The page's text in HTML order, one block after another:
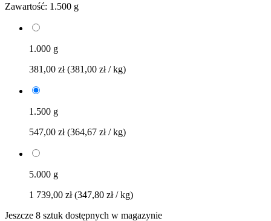
Zawartość: 1.500 g
1.000 g
381,00 zł(381,00 zł / kg)
1.500 g
547,00 zł(364,67 zł / kg)
5.000 g
1 739,00 zł(347,80 zł / kg)
Jeszcze 8 sztuk dostępnych w magazynie